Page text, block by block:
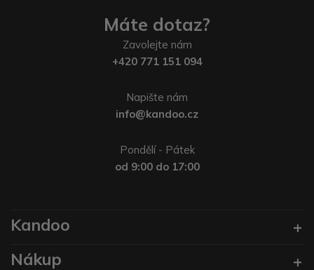
Máte dotaz?
Zavolejte nám
+420 771 151 094
Napište nám
info@kandoo.cz
Pondělí - Pátek
od 9:00 do 17:00
Kandoo
Nákup